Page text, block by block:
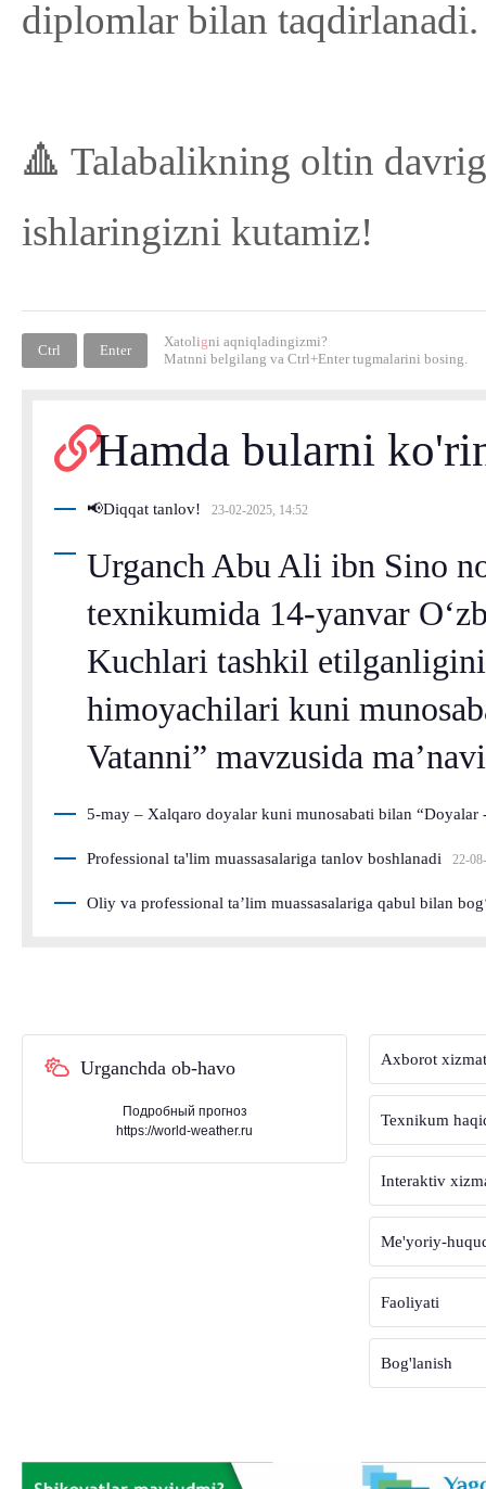
diplomlar bilan taqdirlanadi.
🔺 Talabalikning oltin
ishlaringizni kutamiz!
Ctrl Enter
Xatoligni aqniqladingizmi?
Matnni belgilang va Ctrl+Enter tugmalarini bosing.
Hamda bularni
📢Diqqat tanlov! 23-02-2025, 14:52
Urganch Abu Ali ibn Sino
texnikumida 14-yanvar
Kuchlari tashkil
himoyachilari kuni
Vatanni” mavzusida
5-may – Xalqaro doyalar kuni munosabati bilan
Professional ta'lim muassasalariga tanlov boshlanadi 22-
Oliy va professional ta’lim muassasalariga qabul bilan
Urganchda ob-havo
Подробный прогноз
https://world-weather.ru
Axborot
Texnikum
Interaktiv
Me'yoriy-
Faoliyati
Bog'lanish